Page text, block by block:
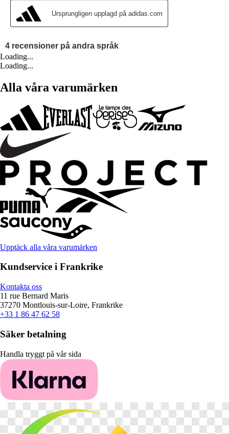
Loading...
Loading...
Alla våra varumärken
Upptäck alla våra varumärken
Kundservice i Frankrike
Kontakta oss
11 rue Bernard Maris
37270 Montlouis-sur-Loire, Frankrike
+33 1 86 47 62 58
Säker betalning
Handla tryggt på vår sida